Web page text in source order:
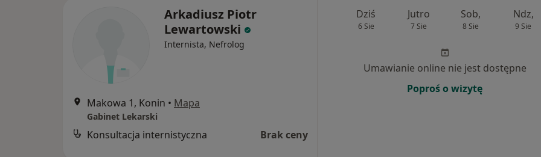
Arkadiusz Piotr
Lewartowski
Internista, Nefrolog
Makowa 1, Konin • Mapa
Gabinet Lekarski
Konsultacja internistyczna Brak ceny
Dziś
6 Sie
Jutro
7 Sie
Sob,
8 Sie
Ndz,
9 Sie
Umawianie online nie jest dostępne
Poproś o wizytę